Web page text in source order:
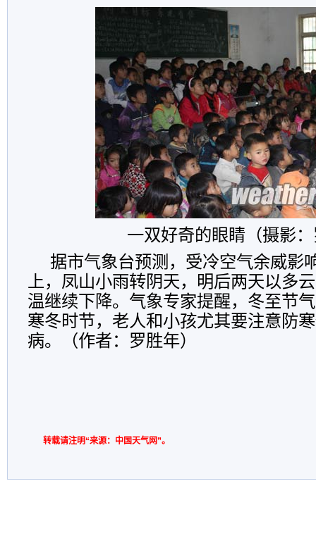
一双好奇的眼睛（摄影：
据市气象台预测，受冷空气余威影
上，凤山小雨转阴天，明后两天以多
温继续下降。气象专家提醒，冬至节
寒冬时节，老人和小孩尤其要注意防
病。（作者： 罗胜年）
转载请注明“来源：中国天气网”。